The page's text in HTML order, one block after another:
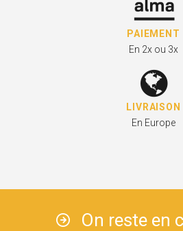
PAIEMENT
En 2x ou 3x
LIVRAISON
En Europe
On reste en